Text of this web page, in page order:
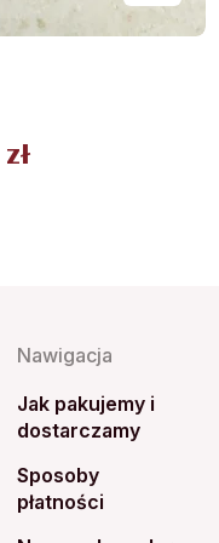
zł
Nawigacja
Jak pakujemy i
dostarczamy
Sposoby
płatności